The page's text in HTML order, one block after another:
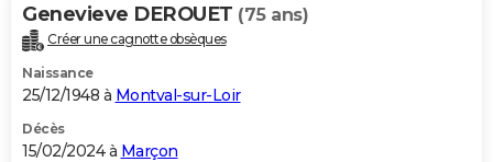
Carte de Noël
Carte Bonne année
Carte Saint-Valentin
Carte Pâques
Carte d'anniversaire
DICTIONNAIRE
Dictionnaire
Biographies
Citations
Expressions
Proverbes
PROGRAMME TV
S'inscrire
Se connecter
Lycées
Collèges
Primaires
Universités
Entreprises
Service militaire
Avis de recherche
AVIS DE DÉCÈS
Genevieve DEROUET (75 ans)
Créer une cagnotte obsèques
Naissance
25/12/1948 à Montval-sur-Loir
Décès
15/02/2024 à Marçon